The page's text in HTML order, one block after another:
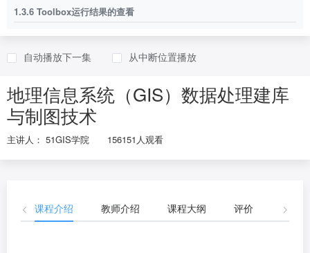
1.3.6 Toolbox运行结果的查看
1.5.1 修改字段高级方法.
1.6.1 数据库的维护
自动播放下一集 从中断位置播放
地理信息系统（GIS）数据处理建库
与制图技术
主讲人： 51GIS学院 156151人观看
课程介绍 教师介绍 课程大纲 评价 开放